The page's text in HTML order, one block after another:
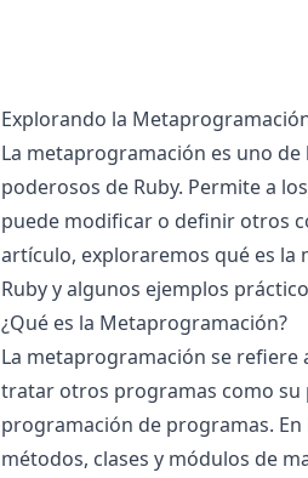
Explorando la
La metaprogramación es uno
poderosos de Ruby. Permite a
puede modificar o definir otros
artículo, exploraremos qué es
Ruby y algunos ejemplos
¿Qué es la Metaprogramación?
La metaprogramación se refiere
tratar otros programas como su
programación de programas.
métodos, clases y módulos de